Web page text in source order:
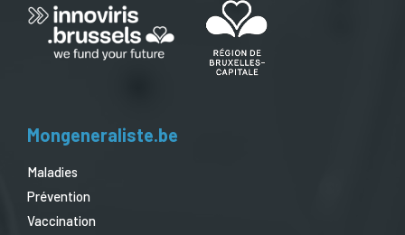
Mongeneraliste.be
Maladies
Prévention
Vaccination